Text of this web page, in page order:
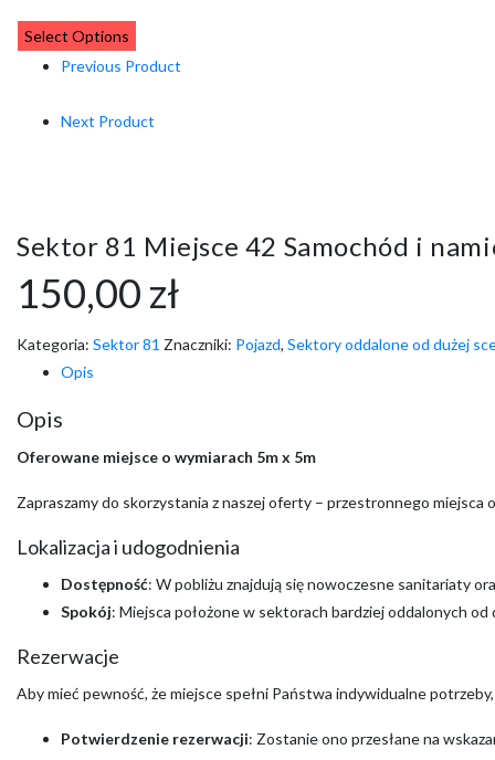
Select Options
Previous Product
Next Product
Sektor 81 Miejsce 42 Samochód i
150,00 zł
Kategoria: Sektor 81 Znaczniki: Pojazd, Sektory oddalone od dużej
Opis
Opis
Oferowane miejsce o wymiarach 5m x 5m
Zapraszamy do skorzystania z naszej oferty – przestronnego miejsca
Lokalizacja i udogodnienia
Dostępność: W pobliżu znajdują się nowoczesne sanitariaty
Spokój: Miejsca położone w sektorach bardziej oddalonych
Rezerwacje
Aby mieć pewność, że miejsce spełni Państwa indywidualne
Potwierdzenie rezerwacji: Zostanie ono przesłane na